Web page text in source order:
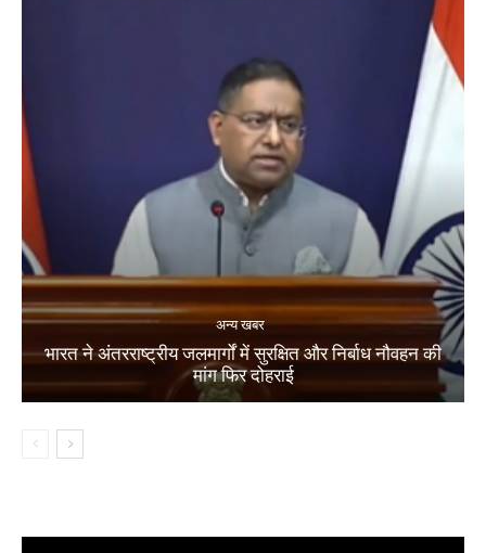
अन्य खबर
भारत ने अंतरराष्ट्रीय जलमार्गों में सुरक्षित और निर्बाध नौवहन की
मांग फिर दोहराई